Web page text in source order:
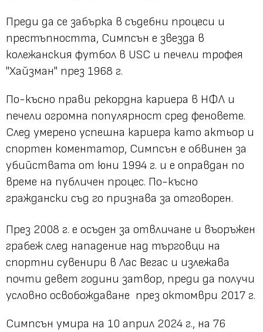
Преди да се забърка в съдебни процеси и
престъпността, Симпсън е звезда в
колежанския футбол в USC и печели трофея
"Хайзман" през 1968 г.
По-късно прави рекордна кариера в НФЛ и
печели огромна популярност сред феновете.
След умерено успешна кариера като актьор и
спортен коментатор, Симпсън е обвинен за
убийствата от юни 1994 г. и е оправдан по
време на публичен процес. По-късно
граждански съд го признава за отговорен.
През 2008 г. е осъден за отвличане и въоръжен
грабеж след нападение над търговци на
спортни сувенири в Лас Вегас и излежава
почти девет години затвор, преди да получи
условно освобождаване през октомври 2017 г.
Симпсън умира на 10 април 2024 г., на 76